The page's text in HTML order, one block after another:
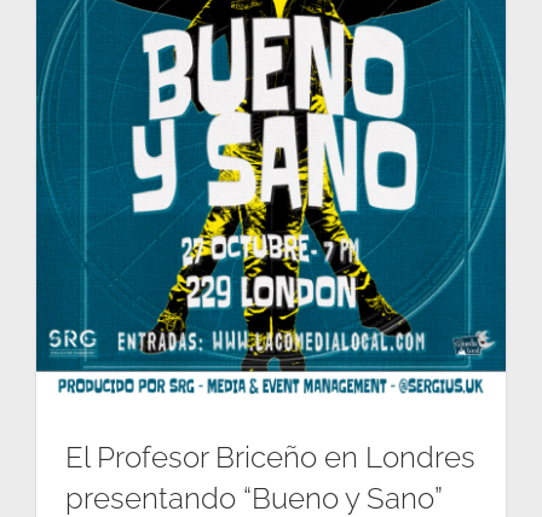
CONTACT US
El Profesor Briceño en Londres
presentando “Bueno y Sano”